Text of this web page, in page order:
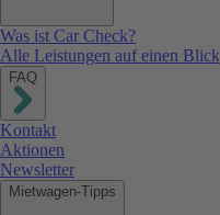
Was ist Car Check?
Alle Leistungen auf einen Blick
FAQ
Kontakt
Aktionen
Newsletter
Mietwagen-Tipps